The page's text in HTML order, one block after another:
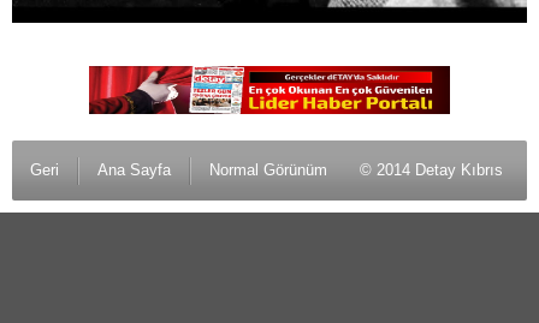
Geri Ana Sayfa Normal Görünüm © 2014 Detay Kıbrıs